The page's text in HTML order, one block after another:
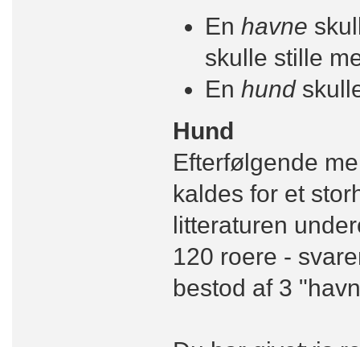
En havne
skulle stille
En hund
Hund
Efterfølgende
kaldes for et
litteraturen
120 roere -
bestod af 3